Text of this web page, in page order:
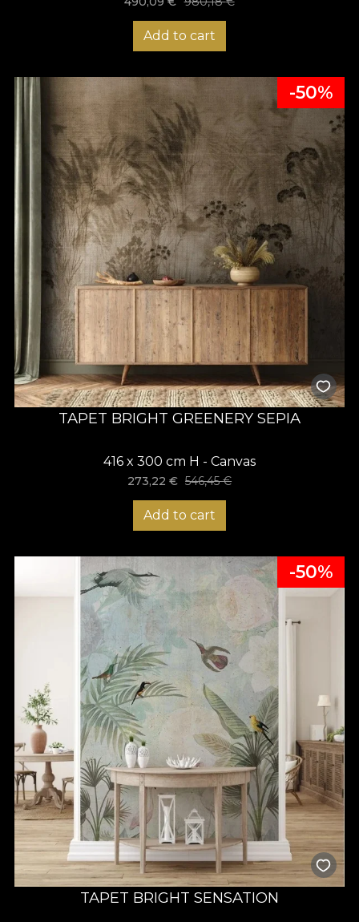
Add to cart
-50%
TAPET BRIGHT GREENERY SEPIA
416 x 300 cm H - Canvas
273,22 € 546,45€
Add to cart
-50%
TAPET BRIGHT SENSATION